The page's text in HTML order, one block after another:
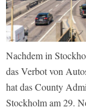
Nachdem in
das Verbot von
hat das County
Stockholm am 29.